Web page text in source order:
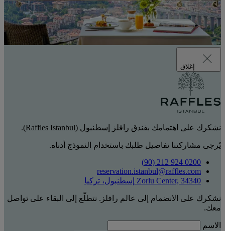
إغلاق
نشكرك على اهتمامك بفندق رافلز إسطنبول (Raffles Istanbul).
يُرجى مشاركتنا تفاصيل طلبك باستخدام النموذج أدناه.
0200 924 212 (90)
reservation.istanbul@raffles.com
Zorlu Center, 34340 إسطنبول، تركيا
نشكرك على الانضمام إلى عالم رافلز. نتطلّع إلى البقاء على تواصل
معك.
الاسم